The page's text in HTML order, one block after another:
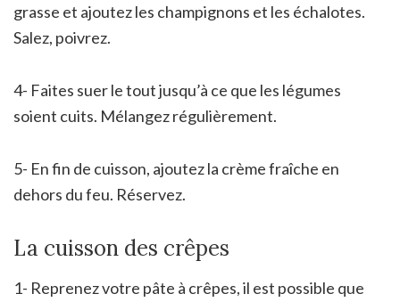
grasse et ajoutez les champignons et les échalotes.
Salez, poivrez.
4- Faites suer le tout jusqu’à ce que les légumes
soient cuits. Mélangez régulièrement.
5- En fin de cuisson, ajoutez la crème fraîche en
dehors du feu. Réservez.
La cuisson des crêpes
1- Reprenez votre pâte à crêpes, il est possible que